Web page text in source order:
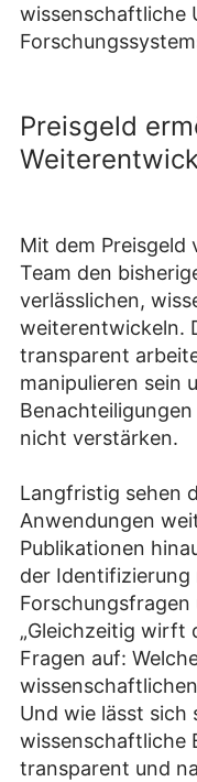
wissenschaftliche
Preisgeld
Mit dem Preisgeld
Team den
verlässlichen,
weiterentwickeln.
transparent
manipulieren sein
nicht verstärken.
Langfristig sehen
Anwendungen
Publikationen
der Identifizierung
„Gleichzeitig wirft
Fragen auf:
Und wie lässt sich
wissenschaftliche
transparent und